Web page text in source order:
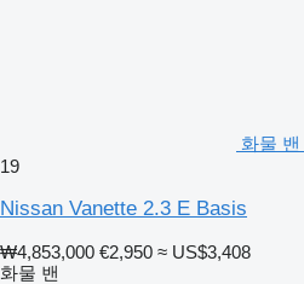
화물
19
Nissan Vanette 2.3 E Basis
₩4,853,000 €2,950 ≈ US$3,408
화물 밴